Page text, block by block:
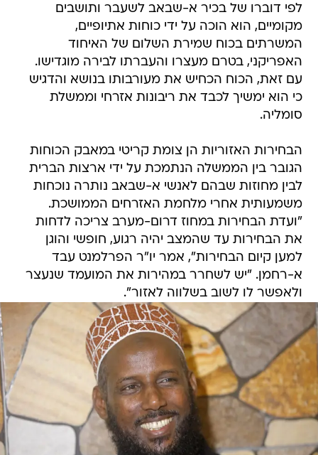
לפי דוברו של בכיר א-שבאב לשעבר ותושבים
מקומיים, הוא הוכה על ידי כוחות אתיופיים,
המשרתים בכוח שמירת השלום של האיחוד
האפריקני, בטרם מעצרו והעברתו לבירה מוגדישו.
עם זאת, הכוח הכחיש את מעורבותו בנושא והדגיש
כי הוא ימשיך לכבד את ריבונות אזרחי וממשלת
סומליה.
הבחירות האזוריות הן צומת קריטי במאבק הכוחות
הגובר בין הממשלה הנתמכת על ידי ארצות הברית
לבין מחוזות שבהם לאנשי א-שבאב נותרה נוכחות
משמעותית אחרי מלחמת האזרחים הממושכת.
"ועדת הבחירות במחוז דרום-מערב צריכה לדחות
את הבחירות עד שהמצב יהיה רגוע, חופשי והוגן
למען קיום הבחירות", אמר יו"ר הפרלמנט עבד
א-רחמן. "יש לשחרר במהירות את המועמד שנעצר
ולאפשר לו לשוב בשלווה לאזור".